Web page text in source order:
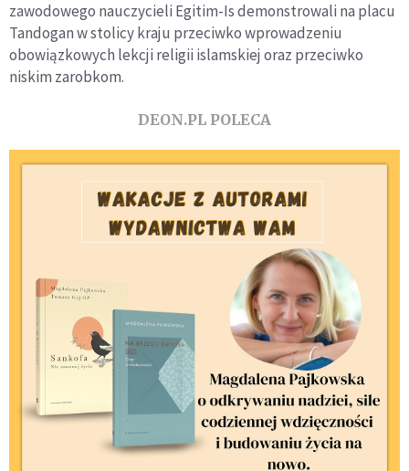
zawodowego nauczycieli Egitim-Is demonstrowali na placu
Tandogan w stolicy kraju przeciwko wprowadzeniu
obowiązkowych lekcji religii islamskiej oraz przeciwko
niskim zarobkom.
DEON.PL POLECA